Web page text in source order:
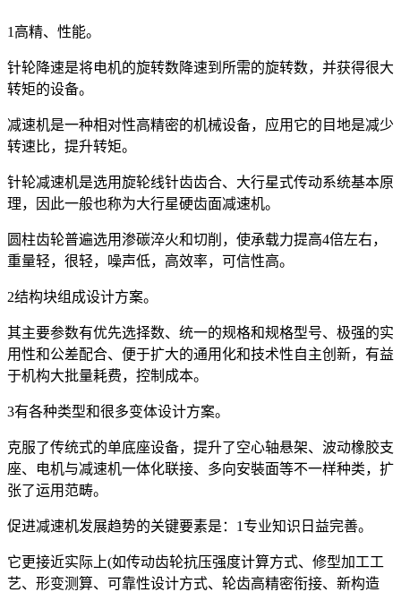
1高精、性能。
针轮降速是将电机的旋转数降速到所需的旋转数，并获得很大
转矩的设备。
减速机是一种相对性高精密的机械设备，应用它的目地是减少
转速比，提升转矩。
针轮减速机是选用旋轮线针齿齿合、大行星式传动系统基本原
理，因此一般也称为大行星硬齿面减速机。
圆柱齿轮普遍选用渗碳淬火和切削，使承载力提高4倍左右，
重量轻，很轻，噪声低，高效率，可信性高。
2结构块组成设计方案。
其主要参数有优先选择数、统一的规格和规格型号、极强的实
用性和公差配合、便于扩大的通用化和技术性自主创新，有益
于机构大批量耗费，控制成本。
3有各种类型和很多变体设计方案。
克服了传统式的单底座设备，提升了空心轴悬架、波动橡胶支
座、电机与减速机一体化联接、多向安裝面等不一样种类，扩
张了运用范畴。
促进减速机发展趋势的关键要素是：1专业知识日益完善。
它更接近实际上(如传动齿轮抗压强度计算方式、修型加工工
艺、形变测算、可靠性设计方式、轮齿高精密衔接、新构造